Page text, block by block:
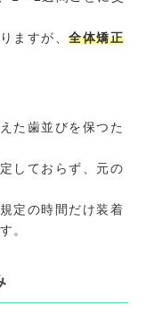
ますが、 全体矯正
た歯並びを保つた
しておらず、元の
定の時間だけ装着
。